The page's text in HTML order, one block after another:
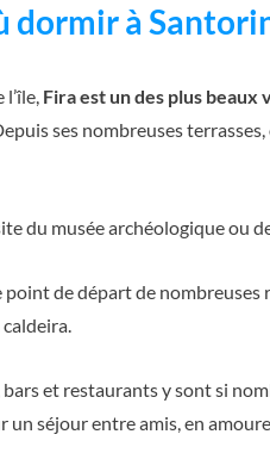
dormir à
Fira est un des plus beaux
ses nombreuses
du musée archéologique ou
point de départ de
caldeira.
et restaurants y sont si
un séjour entre amis, en